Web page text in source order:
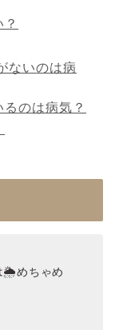
ないのは病
のは病気？
🌦️めちゃめ